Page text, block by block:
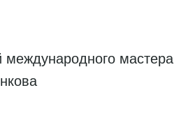
международного мастера